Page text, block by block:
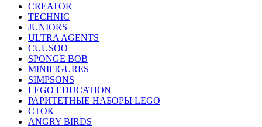
CREATOR
TECHNIC
JUNIORS
ULTRA AGENTS
CUUSOO
SPONGE BOB
MINIFIGURES
SIMPSONS
LEGO EDUCATION
РАРИТЕТНЫЕ НАБОРЫ LEGO
СТОК
ANGRY BIRDS